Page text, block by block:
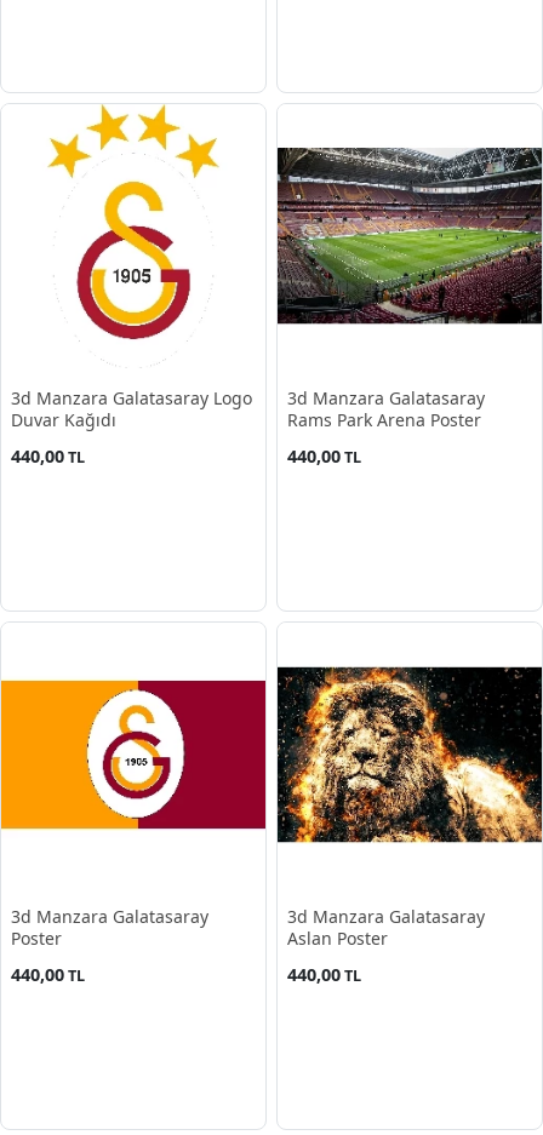
3d Manzara Galatasaray Logo
Duvar Kağıdı
440,00TL
3d Manzara Galatasaray
Rams Park Arena Poster
440,00TL
3d Manzara Galatasaray
Poster
440,00TL
3d Manzara Galatasaray
Aslan Poster
440,00TL